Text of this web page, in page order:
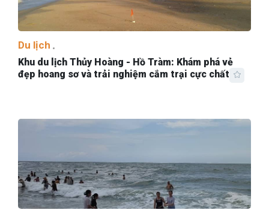
Du lịch
Khu du lịch Thủy Hoàng - Hồ Tràm: Khám phá vẻ
đẹp hoang sơ và trải nghiệm cắm trại cực chất